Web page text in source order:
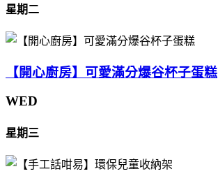
星期二
【開心廚房】可愛滿分爆谷杯子蛋糕
WED
星期三